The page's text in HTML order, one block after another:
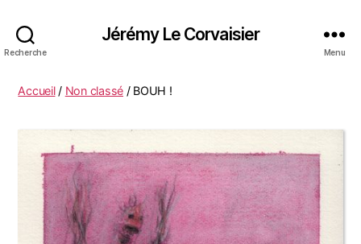
Recherche
Jérémy Le Corvaisier
Menu
Accueil/ Non classé / BOUH !